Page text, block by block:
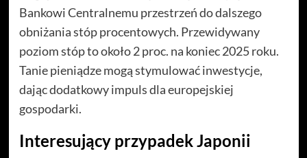
Bankowi Centralnemu przestrzeń do dalszego
obniżania stóp procentowych. Przewidywany
poziom stóp to około 2 proc. na koniec 2025 roku.
Tanie pieniądze mogą stymulować inwestycje,
dając dodatkowy impuls dla europejskiej
gospodarki.
Interesujący przypadek Japonii